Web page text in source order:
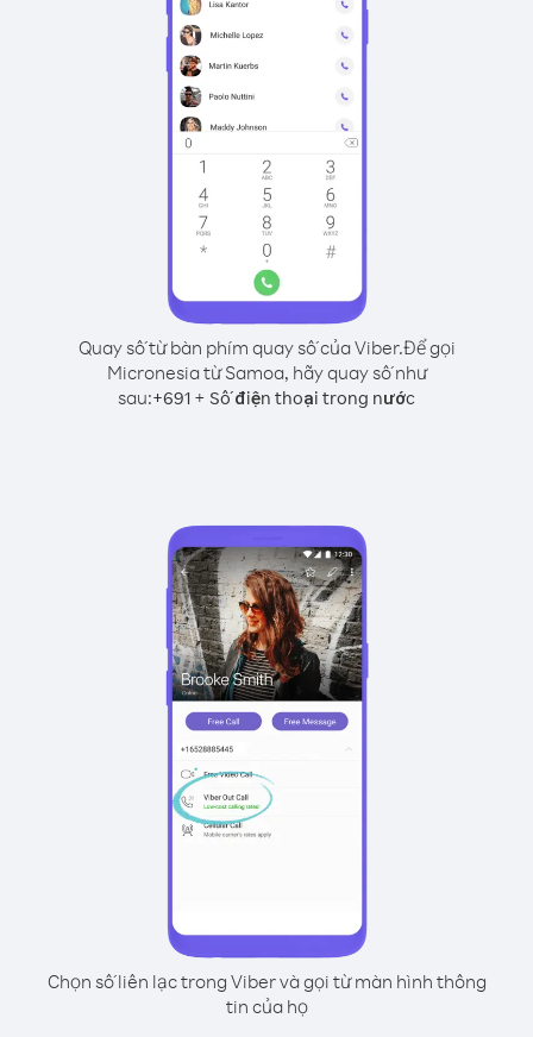
Quay số từ bàn phím quay số của Viber.Để gọi
Micronesia từ Samoa, hãy quay số như
sau:+691 + Số điện thoại trong nước
Chọn số liên lạc trong Viber và gọi từ màn hình thông
tin của họ